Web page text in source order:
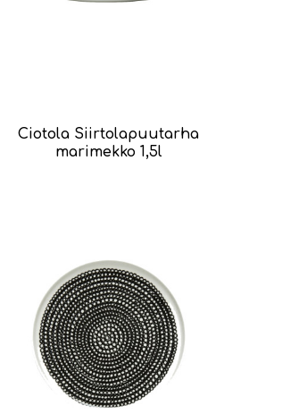
Ciotola Siirtolapuutarha
marimekko 1,5l